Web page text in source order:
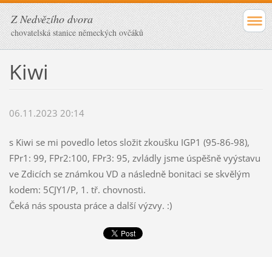
Z Nedvězího dvora
chovatelská stanice německých ovčáků
Kiwi
06.11.2023 20:14
s Kiwi se mi povedlo letos složit zkoušku IGP1 (95-86-98),
FPr1: 99, FPr2:100, FPr3: 95, zvládly jsme úspěšně vyýstavu
ve Zdicích se známkou VD a následně bonitaci se skvělým
kodem: 5CJY1/P, 1. tř. chovnosti.
Čeká nás spousta práce a další výzvy. :)